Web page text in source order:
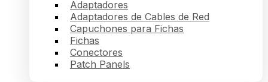
Adaptadores
Adaptadores de Cables de Red
Capuchones para Fichas
Fichas
Conectores
Patch Panels